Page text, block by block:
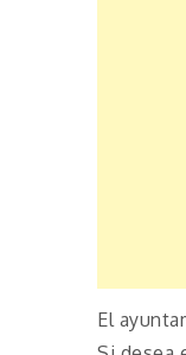
El